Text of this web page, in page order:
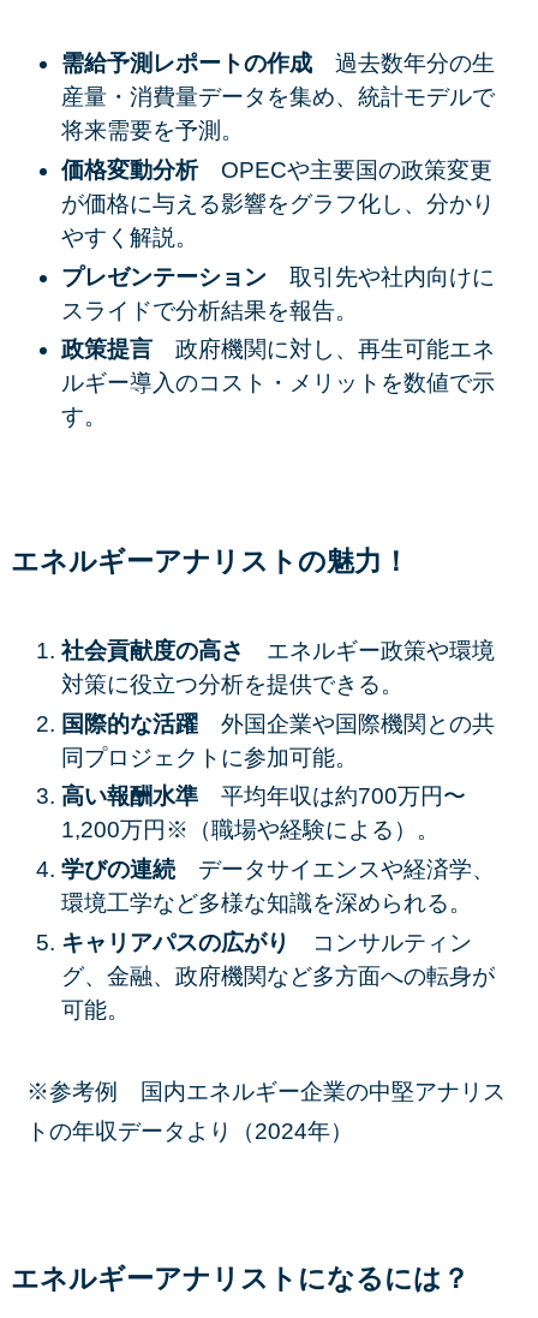
需給予測レポートの作成 過去数年分の生
産量・消費量データを集め、統計モデルで
将来需要を予測。
価格変動分析 OPECや主要国の政策変更
が価格に与える影響をグラフ化し、分かり
やすく解説。
プレゼンテーション 取引先や社内向けに
スライドで分析結果を報告。
政策提言 政府機関に対し、再生可能エネ
ルギー導入のコスト・メリットを数値で示
す。
エネルギーアナリストの魅力！
社会貢献度の高さ エネルギー政策や環境
対策に役立つ分析を提供できる。
国際的な活躍 外国企業や国際機関との共
同プロジェクトに参加可能。
高い報酬水準 平均年収は約700万円〜
1,200万円※（職場や経験による）。
学びの連続 データサイエンスや経済学、
環境工学など多様な知識を深められる。
キャリアパスの広がり
コンサルティン
グ、金融、政府機関など多方面への転身が
可能。
※参考例 国内エネルギー企業の中堅アナリス
トの年収データより（2024年）
エネルギーアナリストになるには？